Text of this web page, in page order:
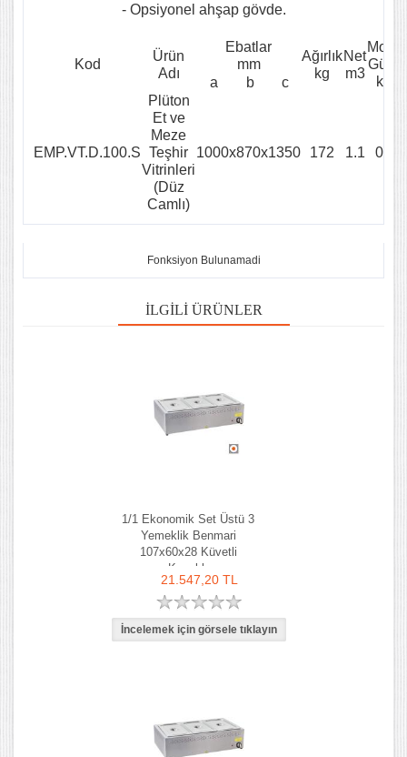
- Opsiyonel ahşap gövde.
Kod
Ürün
Adı
Ebatlar
mm
Ağırlık
kg
Net
m3
Motor
Gücü
kw
a b c
EMP.VT.D.100.S
Plüton
Et ve
Meze
Teşhir
Vitrinleri
(Düz
Camlı)
1000x870x1350 172 1.1 0.5
Fonksiyon Bulunamadi
İLGILI ÜRÜNLER
1/1 Ekonomik Set Üstü 3
Yemeklik Benmari
107x60x28 Küvetli
Kapaklı
21.547,20 TL